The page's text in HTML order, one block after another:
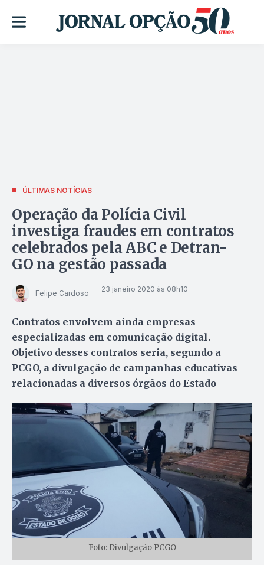
ÚLTIMAS NOTÍCIAS
Operação da Polícia Civil
investiga fraudes em contratos
celebrados pela ABC e Detran-
GO na gestão passada
Felipe Cardoso 23 janeiro 2020 às 08h10
Contratos envolvem ainda empresas
especializadas em comunicação digital.
Objetivo desses contratos seria, segundo a
PCGO, a divulgação de campanhas educativas
relacionadas a diversos órgãos do Estado
Foto: Divulgação PCGO